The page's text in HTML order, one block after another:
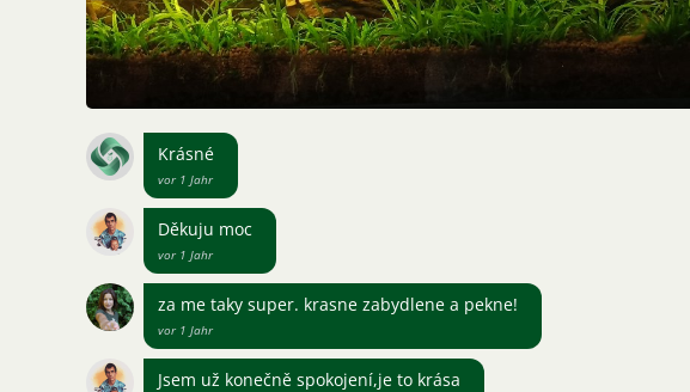
Krásné
vor 1 Jahr
Děkuju moc
vor 1 Jahr
za me taky super. krasne zabydlene a pekne!
vor 1 Jahr
Jsem už konečně spokojení,je to krása